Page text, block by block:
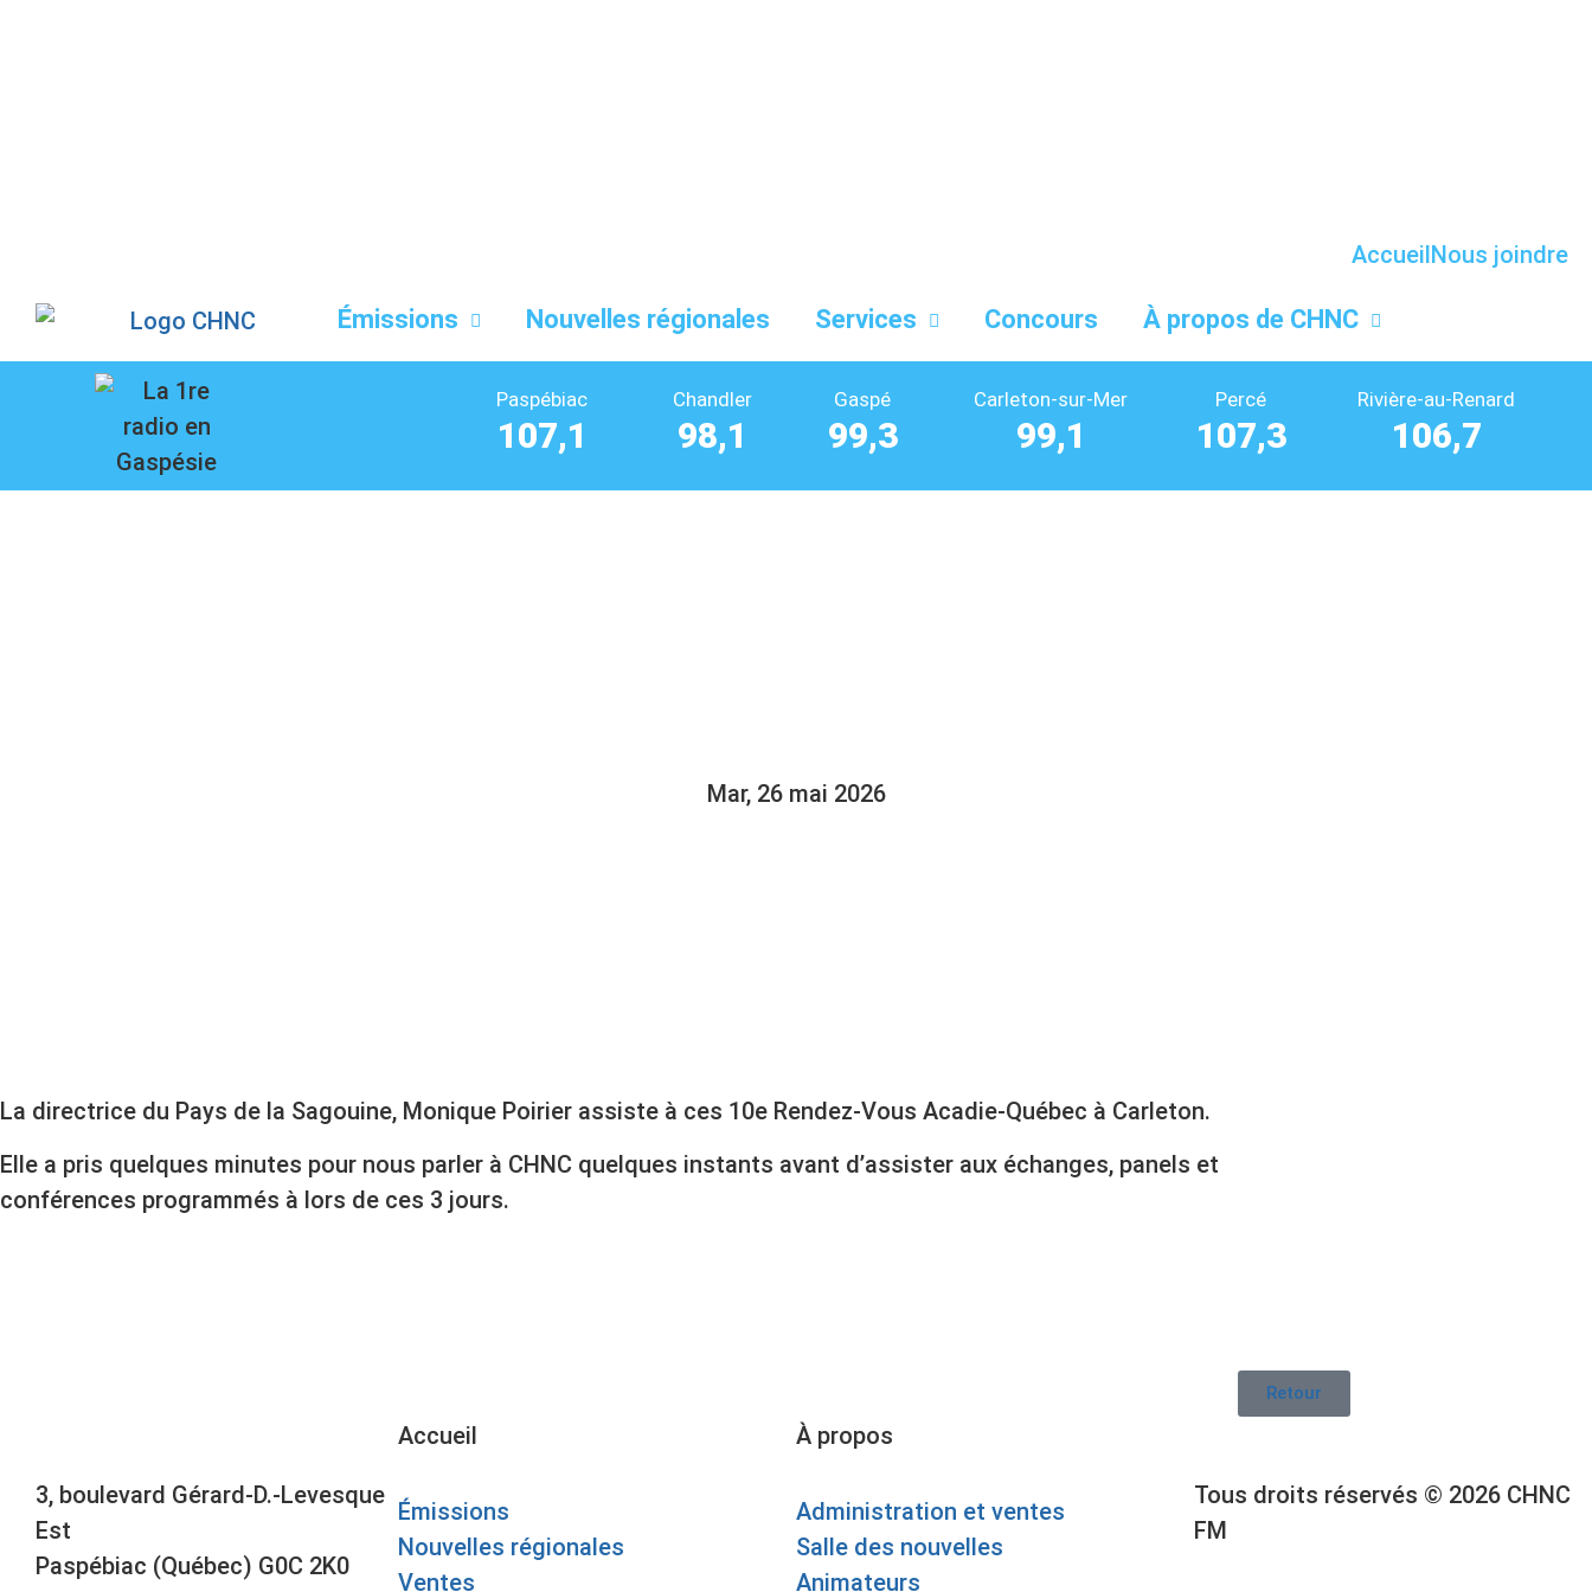
AccueilNous joindre
Émissions Nouvelles régionales Services Concours À propos de CHNC
Paspébiac
107,1
Chandler
98,1
Gaspé
99,3
Carleton-sur-Mer
99,1
Percé
107,3
Rivière-au-Renard
106,7
Mar, 26 mai 2026
La directrice du Pays de la Sagouine, Monique Poirier assiste à ces 10e Rendez-Vous Acadie-Québec à Carleton.
Elle a pris quelques minutes pour nous parler à CHNC quelques instants avant d’assister aux échanges, panels et
conférences programmés à lors de ces 3 jours.
Retour
3, boulevard Gérard-D.-Levesque
Est
Paspébiac (Québec) G0C 2K0
Accueil
Émissions
Nouvelles régionales
Ventes
À propos
Administration et ventes
Salle des nouvelles
Animateurs
Tous droits réservés © 2026 CHNC
FM